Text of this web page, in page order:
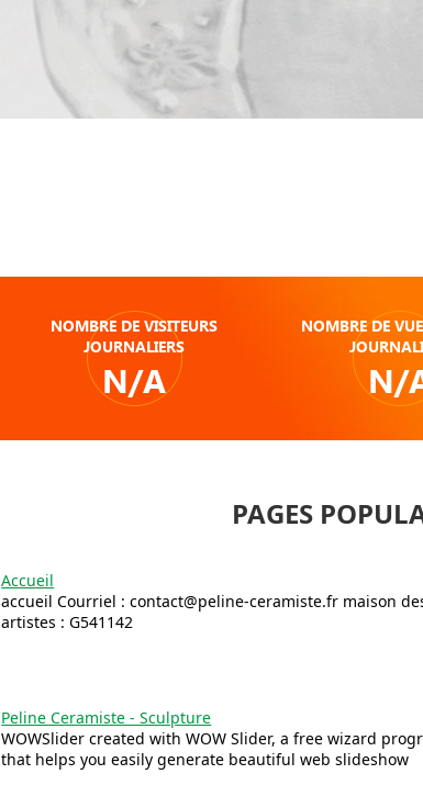
NOMBRE DE VISITEURS
JOURNALIERS
N/A
NOMBRE DE
N/
PAGES
Accueil
accueil Courriel : contact@peline-ceramiste.fr maison
artistes : G541142
Peline Ceramiste - Sculpture
WOWSlider created with WOW Slider, a free wizard
that helps you easily generate beautiful web slideshow